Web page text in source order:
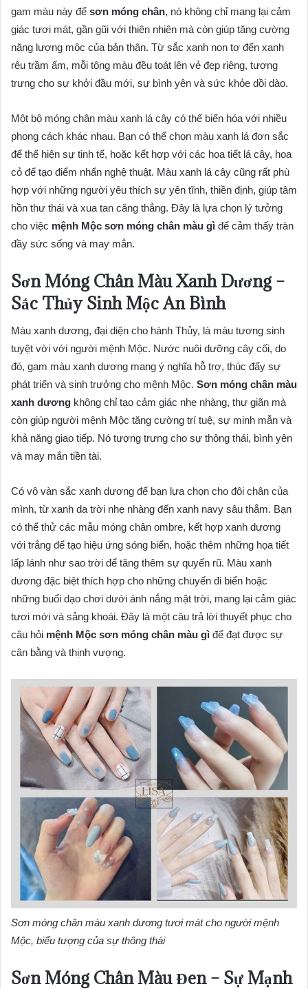
gam màu này để sơn móng chân, nó không chỉ mang lại cảm
giác tươi mát, gần gũi với thiên nhiên mà còn giúp tăng cường
năng lượng mộc của bản thân. Từ sắc xanh non tơ đến xanh
rêu trầm ấm, mỗi tông màu đều toát lên vẻ đẹp riêng, tượng
trưng cho sự khởi đầu mới, sự bình yên và sức khỏe dồi dào.
Một bộ móng chân màu xanh lá cây có thể biến hóa với nhiều
phong cách khác nhau. Bạn có thể chọn màu xanh lá đơn sắc
để thể hiện sự tinh tế, hoặc kết hợp với các họa tiết lá cây, hoa
cỏ để tạo điểm nhấn nghệ thuật. Màu xanh lá cây cũng rất phù
hợp với những người yêu thích sự yên tĩnh, thiền định, giúp tâm
hồn thư thái và xua tan căng thẳng. Đây là lựa chọn lý tưởng
cho việc mệnh Mộc sơn móng chân màu gì để cảm thấy tràn
đầy sức sống và may mắn.
Sơn Móng Chân Màu Xanh Dương –
Sắc Thủy Sinh Mộc An Bình
Màu xanh dương, đại diện cho hành Thủy, là màu tương sinh
tuyệt vời với người mệnh Mộc. Nước nuôi dưỡng cây cối, do
đó, gam màu xanh dương mang ý nghĩa hỗ trợ, thúc đẩy sự
phát triển và sinh trưởng cho mệnh Mộc. Sơn móng chân màu
xanh dương không chỉ tạo cảm giác nhẹ nhàng, thư giãn mà
còn giúp người mệnh Mộc tăng cường trí tuệ, sự minh mẫn và
khả năng giao tiếp. Nó tượng trưng cho sự thông thái, bình yên
và may mắn tiền tài.
Có vô vàn sắc xanh dương để bạn lựa chọn cho đôi chân của
mình, từ xanh da trời nhẹ nhàng đến xanh navy sâu thẳm. Bạn
có thể thử các mẫu móng chân ombre, kết hợp xanh dương
với trắng để tạo hiệu ứng sóng biển, hoặc thêm những họa tiết
lấp lánh như sao trời để tăng thêm sự quyến rũ. Màu xanh
dương đặc biệt thích hợp cho những chuyến đi biển hoặc
những buổi dạo chơi dưới ánh nắng mặt trời, mang lại cảm giác
tươi mới và sảng khoái. Đây là một câu trả lời thuyết phục cho
câu hỏi mệnh Mộc sơn móng chân màu gì để đạt được sự
cân bằng và thịnh vượng.
Sơn móng chân màu xanh dương tươi mát cho người mệnh
Mộc, biểu tượng của sự thông thái
Sơn Móng Chân Màu Đen – Sự Mạnh